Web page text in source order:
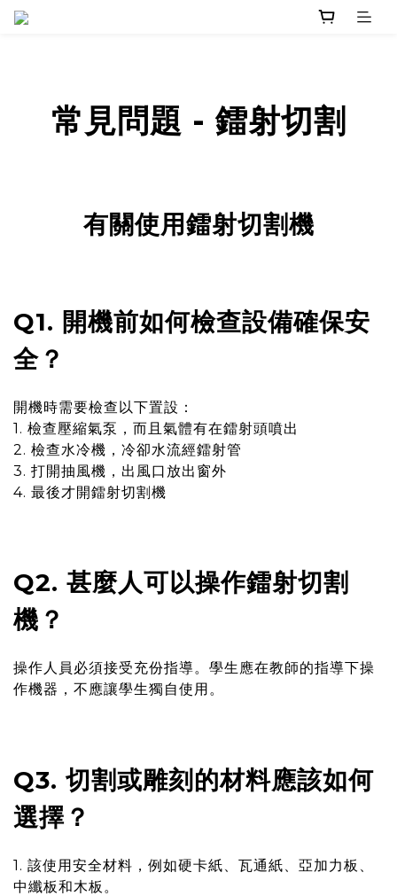
常見問題 - 鐳射切割
有關使用鐳射切割機
Q1. 開機前如何檢查設備確保安
全？
開機時需要檢查以下置設：
1. 檢查壓縮氣泵，而且氣體有在鐳射頭噴出
2. 檢查水冷機，冷卻水流經鐳射管
3. 打開抽風機，出風口放出窗外
4. 最後才開鐳射切割機
Q2. 甚麼人可以操作鐳射切割
機？
操作人員必須接受充份指導。學生應在教師的指導下操
作機器，不應讓學生獨自使用。
Q3. 切割或雕刻的材料應該如何
選擇？
1. 該使用安全材料，例如硬卡紙、瓦通紙、亞加力板、
中纖板和木板。